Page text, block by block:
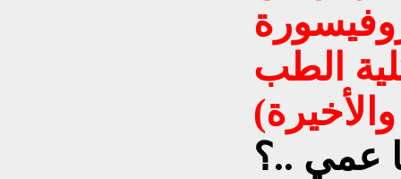
الطب
عمي ..؟